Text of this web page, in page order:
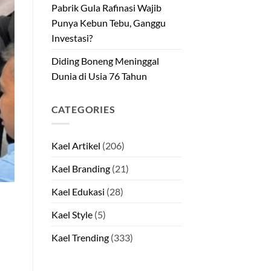
Pabrik Gula Rafinasi Wajib
Punya Kebun Tebu, Ganggu
Investasi?
Diding Boneng Meninggal
Dunia di Usia 76 Tahun
CATEGORIES
Kael Artikel (206)
Kael Branding(21)
Kael Edukasi (28)
Kael Style(5)
Kael Trending(333)